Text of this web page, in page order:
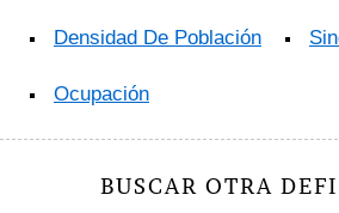
Densidad De Población
Ocupación
BUSCAR OTRA